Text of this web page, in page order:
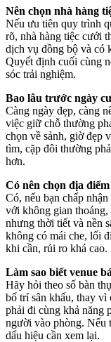
Nên chọn nhà hàng
Nếu ưu tiên quy trình
rõ, nhà hàng tiệc cưới
dịch vụ đồng bộ và có
Quyết định cuối cùng
sóc trải nghiệm.
Bao lâu trước ngày
Càng ngày đẹp, càng
việc giữ chỗ thường
chọn về sảnh, giờ đẹp
tìm, cặp đôi thường
hơn.
Có nên chọn địa
Có, nếu bạn chấp
với không gian thoáng,
nhưng thời tiết và nền
không có mái che, lối
khi cần, rủi ro khá cao.
Làm sao biết venue
Hãy hỏi theo số bàn
bố trí sân khấu, thay vì
phải đi cùng khả năng
người vào phòng. Nếu
dấu hiệu cần xem lại.